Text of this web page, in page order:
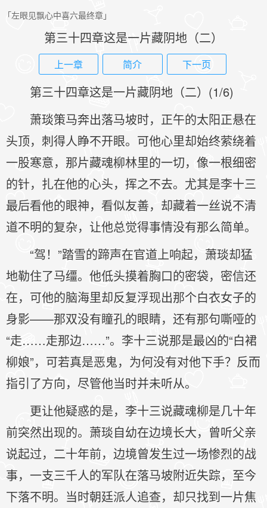
「左眼见飘心中喜六最终章」
第三十四章这是一片藏阴地（二）
上一章 简介 下一页
第三十四章这是一片藏阴地（二）(1/6)
萧琰策马奔出落马坡时，正午的太阳正悬在
头顶，刺得人睁不开眼。可他心里却始终萦绕着
一股寒意，那片藏魂柳林里的一切，像一根细密
的针，扎在他的心头，挥之不去。尤其是李十三
最后看他的眼神，看似友善，却藏着一丝说不清
道不明的复杂，让他总觉得事情没有那么简单。
“驾！”踏雪的蹄声在官道上响起，萧琰却猛
地勒住了马缰。他低头摸着胸口的密袋，密信还
在，可他的脑海里却反复浮现出那个白衣女子的
身影——那双没有瞳孔的眼睛，还有那句嘶哑的
“走……走那边……”。李十三说那是最凶的“白裙
柳娘”，可若真是恶鬼，为何没有对他下手？反而
指引了方向，尽管他当时并未听从。
更让他疑惑的是，李十三说藏魂柳是几十年
前突然出现的。萧琰自幼在边境长大，曾听父亲
说起过，二十年前，边境曾发生过一场惨烈的战
事，一支三千人的军队在落马坡附近失踪，至今
下落不明。当时朝廷派人追查，却只找到一片焦